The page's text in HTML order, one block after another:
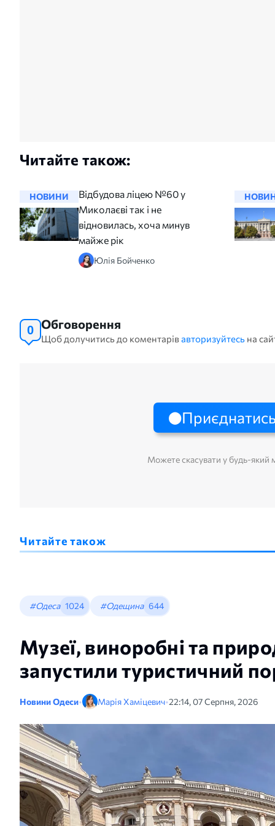
Читайте також:
НОВИНИ
Відбудова ліцею №60 у
Миколаєві так і не
відновилась, хоча минув
майже рік
Юлія Бойченко
0 Обговорення
Щоб долучитись до коментарівавторизуйтесь на
Можете скасувати у будь-який
Читайте також
#Одеса 1024 #Одещина 644
Музеї, виноробні та
запустили туристичний
Новини Одеси• Марія Хаміцевич•22:14, 07 Серпня, 2026